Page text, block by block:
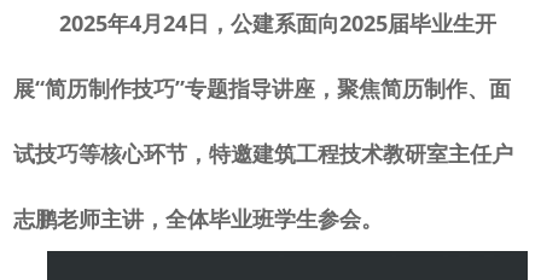
2025年4月24日，公建系面向2025届毕业生开
展“简历制作技巧”专题指导讲座，聚焦简历制作、面
试技巧等核心环节 ，特邀建筑工程技术教研室主任户
志鹏老师主讲，全体毕业班学生参会。